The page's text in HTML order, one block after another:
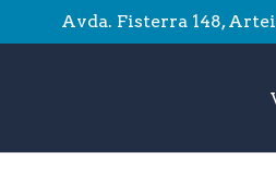
Avda. Fisterra 148,